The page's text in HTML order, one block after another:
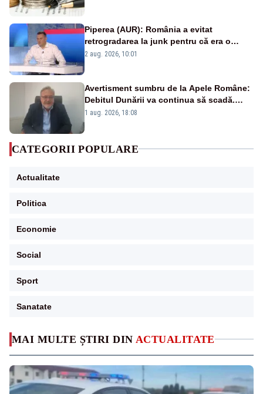
MAI MULTE ȘTIRI DIN ACTUALITATE
Piperea (AUR): România a evitat
retrogradarea la junk pentru că era o
catastrofă pentru bănci și fondurile de
2 aug. 2026, 10:01
Avertisment sumbru de la Apele Române:
Debitul Dunării va continua să scadă.
Cernavodă s-ar putea închide în 4 zile
1 aug. 2026, 18:08
CATEGORII POPULARE
Actualitate
Politica
Economie
Social
Sport
Sanatate